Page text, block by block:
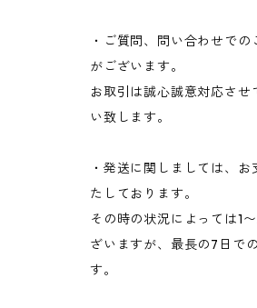
・ご質問、問い合わせで
がございます。
お取引は誠心誠意対応さ
い致します。
・発送に関しましては、
たしております。
その時の状況によっては1
ざいますが、最長の7日で
す。